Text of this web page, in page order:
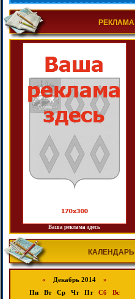
РЕКЛАМА
Ваша реклама здесь
КАЛЕНДАРЬ
« Декабрь 2014 »
Пн
Вт Ср Чт Пт Сб
Вс